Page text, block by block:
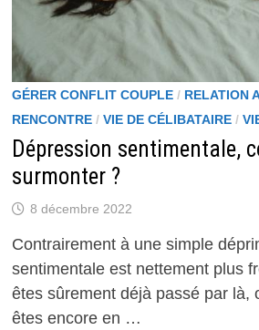
GÉRER CONFLIT COUPLE/ RELATION
RENCONTRE/ VIE DE CÉLIBATAIRE/
Dépression sentimentale,
surmonter ?
8 décembre 2022
Contrairement à une simple
sentimentale est nettement plus
êtes sûrement déjà passé par là,
êtes encore en …